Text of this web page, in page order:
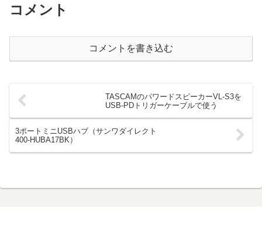
コメント
コメントを書き込む
TASCAMのパワードスピーカーVL-S3を
USB-PDトリガーケーブルで使う
3ポートミニUSBハブ（サンワダイレクト
400-HUBA17BK）